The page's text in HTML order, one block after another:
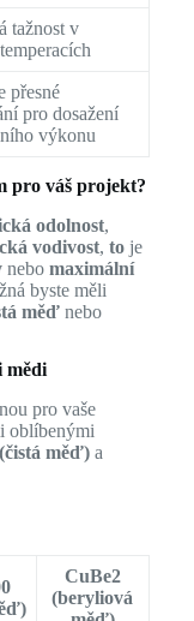
tažnost v
přesné
pro dosažení
výkonu
pro váš projekt?
odolnost,
vodivost, toje
nebo maximální
byste měli
měďnebo
mědi
pro vaše
oblíbenými
měď)a
CuBe2
(beryliová